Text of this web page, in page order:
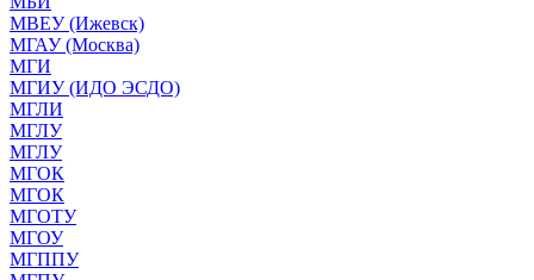
МВЕУ (Ижевск)
МГАУ (Москва)
МГИ
МГИУ (ИДО ЭСДО)
МГЛИ
МГЛУ
МГЛУ
МГОК
МГОК
МГОТУ
МГОУ
МГППУ